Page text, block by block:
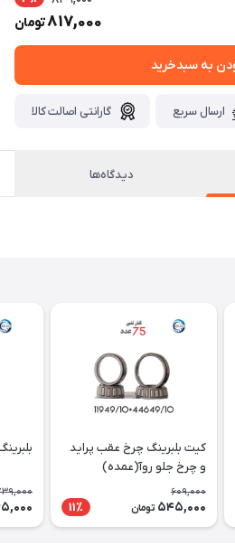
817,000تومان
به سبدخرید
ارسال سریع گارانتی اصالت کالا
دیدگاه‌ها
کیت بلبرینگ چرخ عقب پراید
و چرخ جلو روآ(عمده)
609,000
545,000 تومان 11٪
بلبرینگ